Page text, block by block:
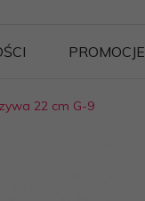
PROMOCJE
22 cm G-9